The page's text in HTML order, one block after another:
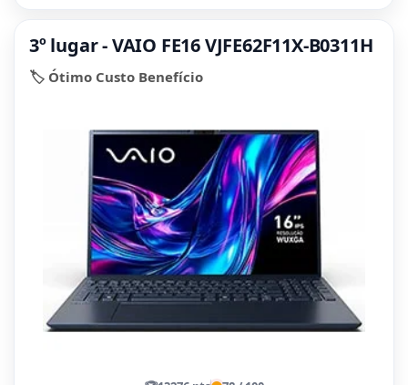
3º lugar - VAIO FE16 VJFE62F11X-B0311H
🏷️ Ótimo Custo Benefício